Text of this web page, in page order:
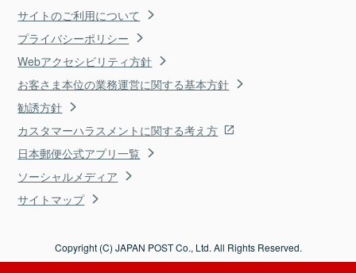
サイトのご利用について
プライバシーポリシー
Webアクセシビリティ方針
お客さま本位の業務運営に関する基本方針
勧誘方針
カスタマーハラスメントに関する考え方
日本郵便公式アプリ一覧
ソーシャルメディア
サイトマップ
Copyright (C) JAPAN POST Co., Ltd. All Rights Reserved.